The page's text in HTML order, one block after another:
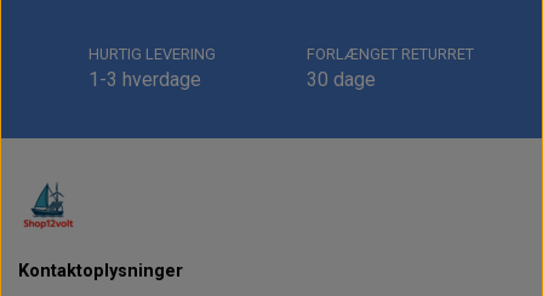
HURTIG LEVERING
1-3 hverdage
FORLÆNGET RETURRET
30 dage
Kontaktoplysninger